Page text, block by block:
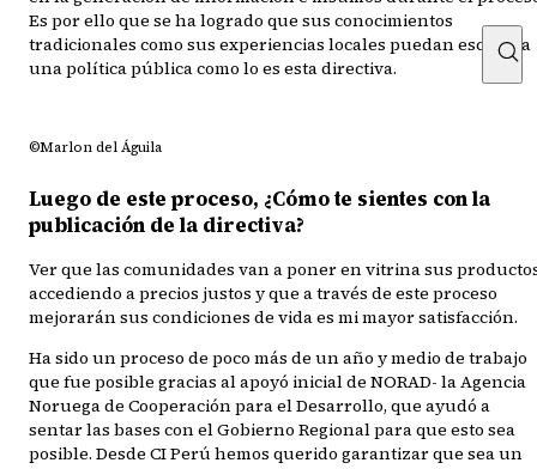
Es por ello que se ha logrado que sus conocimientos
tradicionales como sus experiencias locales puedan escalar a
una política pública como lo es esta directiva.
©Marlon del Águila
Luego de este proceso, ¿Cómo te sientes con la
publicación de la directiva?
Ver que las comunidades van a poner en vitrina sus
accediendo a precios justos y que a través de este proceso
mejorarán sus condiciones de vida es mi mayor satisfacción.
Ha sido un proceso de poco más de un año y medio de trabajo
que fue posible gracias al apoyó inicial de NORAD- la Agencia
Noruega de Cooperación para el Desarrollo, que ayudó a
sentar las bases con el Gobierno Regional para que esto sea
posible. Desde CI Perú hemos querido garantizar que sea un